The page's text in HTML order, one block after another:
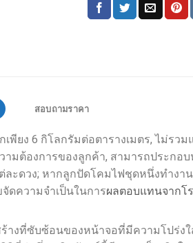
สอบถามราคา
ยง 6 กิโลกรัมต่อตารางเมตร, ไม่รวม
มต้องการของลูกค้า, สามารถประก
ะดวง; หากลูกปัดโคมไฟชุดหนึ่งทำง
ดความจำเป็นในการผลตอบแทนจากโ
งที่ซับซ้อนของหน้าจอที่มีความโปร่งใ